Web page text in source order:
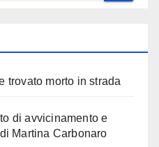
trovato morto in strada
di avvicinamento e
Martina Carbonaro